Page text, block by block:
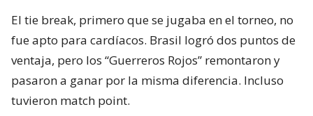
El tie break, primero que se jugaba en el torneo, no
fue apto para cardíacos. Brasil logró dos puntos de
ventaja, pero los “Guerreros Rojos” remontaron y
pasaron a ganar por la misma diferencia. Incluso
tuvieron match point.